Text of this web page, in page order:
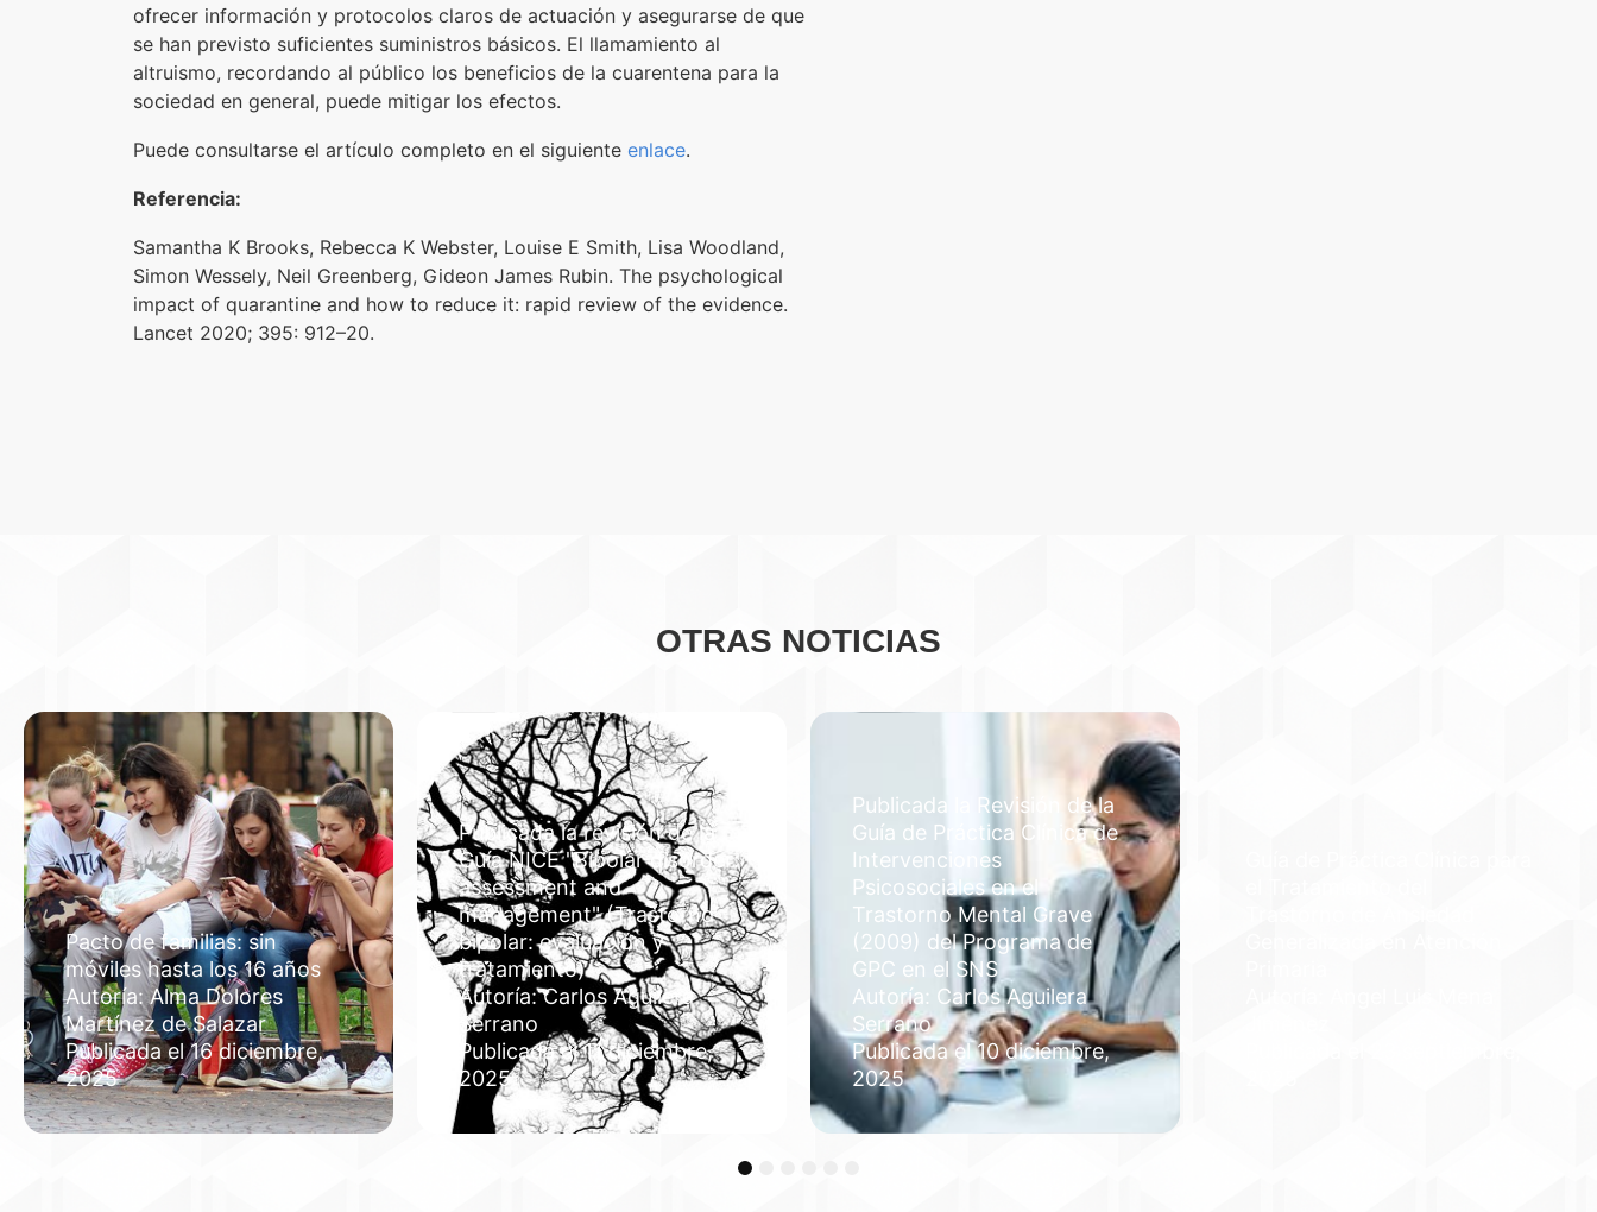
ofrecer información y protocolos claros de actuación y asegurarse de que
se han previsto suficientes suministros básicos. El llamamiento al
altruismo, recordando al público los beneficios de la cuarentena para la
sociedad en general, puede mitigar los efectos.
Puede consultarse el artículo completo en el siguiente enlace.
Referencia:
Samantha K Brooks, Rebecca K Webster, Louise E Smith, Lisa Woodland,
Simon Wessely, Neil Greenberg, Gideon James Rubin. The psychological
impact of quarantine and how to reduce it: rapid review of the evidence.
Lancet 2020; 395: 912–20.
OTRAS NOTICIAS
Pacto de familias: sin
móviles hasta los 16 años
Autoría: Alma Dolores
Martínez de Salazar
Publicada el 16 diciembre,
2025
Publicada la revisión de la
Guía NICE "Bipolar disorder:
assessment and
management" (Trastorno
bipolar: evaluación y
tratamiento)
Autoría: Carlos Aguilera
Serrano
Publicada el 11 diciembre,
2025
Publicada la Revisión de la
Guía de Práctica Clínica de
Intervenciones
Psicosociales en el
Trastorno Mental Grave
(2009) del Programa de
GPC en el SNS
Autoría: Carlos Aguilera
Serrano
Publicada el 10 diciembre,
2025
4